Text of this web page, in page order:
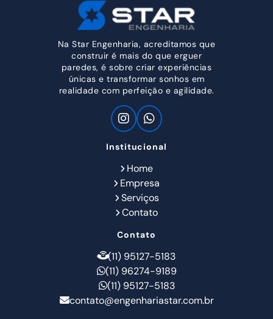
Na Star Engenharia, acreditamos que
construir é mais do que erguer
paredes, é sobre criar experiências
únicas e transformar sonhos em
realidade com perfeição e agilidade.
Institucional
Home
Empresa
Serviços
Contato
Contato
(11) 95127-5183
(11) 96274-9189
(11) 95127-5183
contato@engenhariastar.com.br